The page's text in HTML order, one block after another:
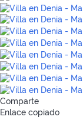
Comparte
Enlace copiado